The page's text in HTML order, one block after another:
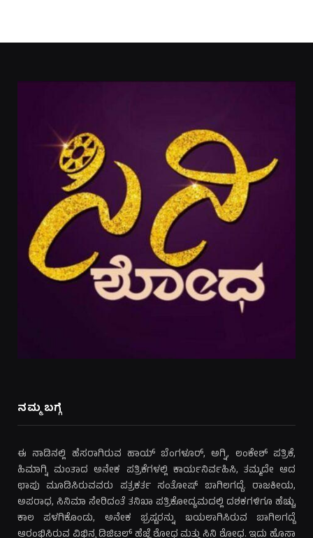
ನಮ್ಮ ಬಗ್ಗೆ
ಈ ನಾಡಿನಲ್ಲಿ ಹೆಸರಾಗಿರುವ ಹಾಯ್ ಬೆಂಗಳೂರ್, ಅಗ್ನಿ, ಲಂಕೇಶ್ ಪತ್ರಿಕೆ,
ಹಿಮಾಗ್ನಿ ಮಂತಾದ ಅನೇಕ ಪತ್ರಿಕೆಗಳಲ್ಲಿ ಕಾರ್ಯನಿರ್ವಹಿಸಿ, ತಮ್ಮದೇ ಆದ
ಛಾಪು ಮೂಡಿಸಿರುವವರು ಪತ್ರಕರ್ತ ಸಂತೋಷ್ ಬಾಗಿಲಗದ್ದೆ. ರಾಜಕೀಯ,
ಅಪರಾಧ, ಸಿನಿಮಾ ಸೇರಿದಂತೆ ತನಿಖಾ ಪತ್ರಿಕೋದ್ಯಮದಲ್ಲಿ ದಶಕಗಳಿಗೂ ಹೆಚ್ಚು
ಕಾಲ ಪಳಗಿಕೊಂಡು, ಅನೇಕ ಭ್ರಷ್ಟರನ್ನು ಬಯಲಾಗಿಸಿರುವ ಬಾಗಿಲಗದ್ದೆ